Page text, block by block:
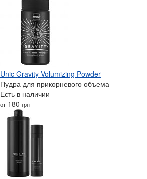
Unic Gravity Volumizing Powder
Пудра для прикорневого объема
Есть в наличии
от 180 грн